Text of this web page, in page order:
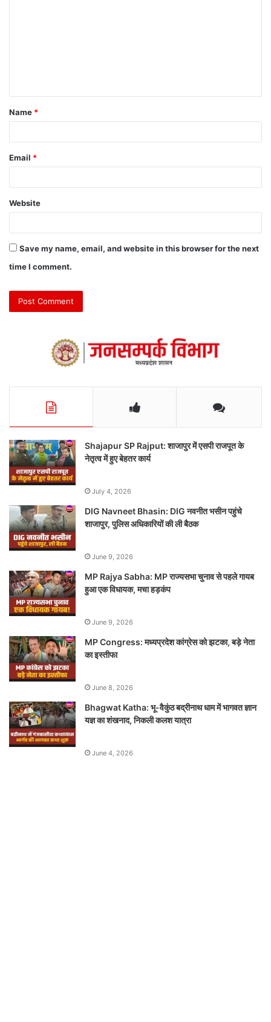
Name *
Email *
Website
Save my name, email, and website in this browser for the next
time I comment.
Shajapur SP Rajput: शाजापुर में एसपी राजपूत के
नेतृत्व में हुए बेहतर कार्य
July 4, 2026
DIG Navneet Bhasin: DIG नवनीत भसीन पहुंचे
शाजापुर, पुलिस अधिकारियों की ली बैठक
June 9, 2026
MP Rajya Sabha: MP राज्यसभा चुनाव से पहले गायब
हुआ एक विधायक, मचा हड़कंप
June 9, 2026
MP Congress: मध्यप्रदेश कांग्रेस को झटका, बड़े नेता
का इस्तीफा
June 8, 2026
Bhagwat Katha: भू-वैकुंठ बद्रीनाथ धाम में भागवत ज्ञान
यज्ञ का शंखनाद, निकली कलश यात्रा
June 4, 2026